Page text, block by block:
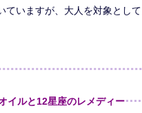
ていますが、大人を対象とし
イルと12星座のレメディー